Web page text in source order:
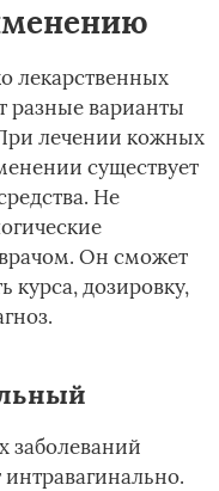
лекарственных
разные варианты
лечении кожных
существует
Не
Он сможет
курса, дозировку,
заболеваний